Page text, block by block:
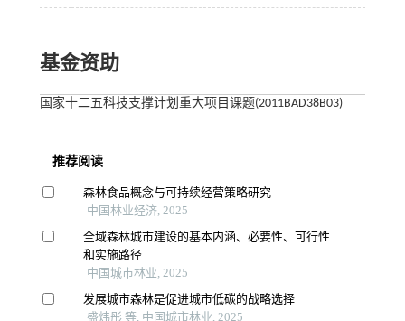
基金资助
国家十二五科技支撑计划重大项目课题(2011BAD38B03)